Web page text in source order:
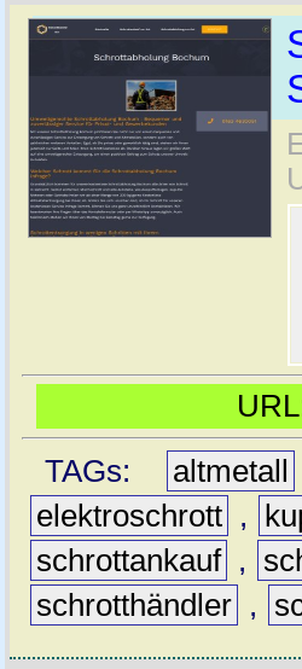
TAGs:
altmetall
elektroschrott ,
schrottankauf ,
schrotthändler ,